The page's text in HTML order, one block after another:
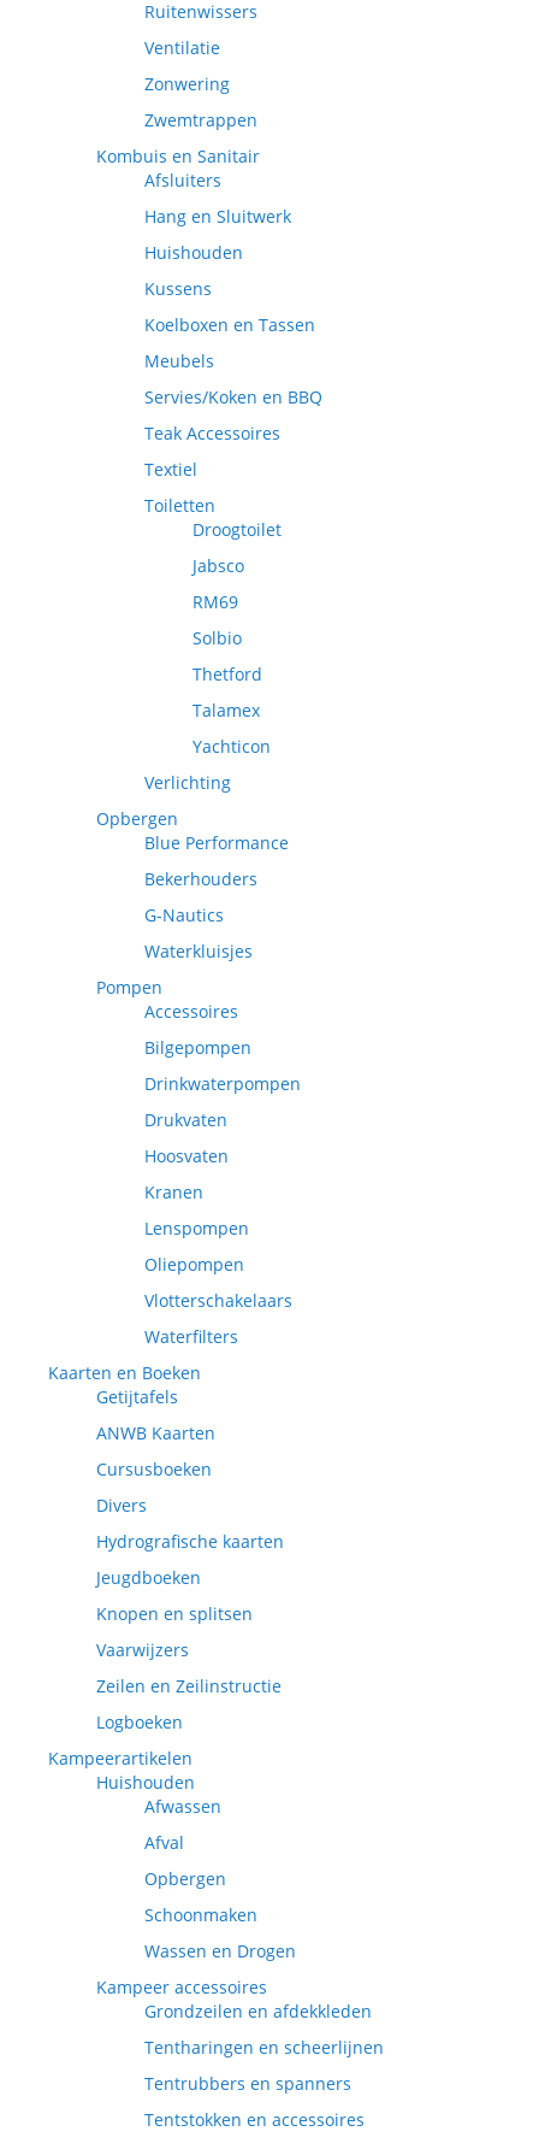
Ruitenwissers
Ventilatie
Zonwering
Zwemtrappen
Kombuis en Sanitair
Afsluiters
Hang en Sluitwerk
Huishouden
Kussens
Koelboxen en Tassen
Meubels
Servies/Koken en BBQ
Teak Accessoires
Textiel
Toiletten
Droogtoilet
Jabsco
RM69
Solbio
Thetford
Talamex
Yachticon
Verlichting
Opbergen
Blue Performance
Bekerhouders
G-Nautics
Waterkluisjes
Pompen
Accessoires
Bilgepompen
Drinkwaterpompen
Drukvaten
Hoosvaten
Kranen
Lenspompen
Oliepompen
Vlotterschakelaars
Waterfilters
Kaarten en Boeken
Getijtafels
ANWB Kaarten
Cursusboeken
Divers
Hydrografische kaarten
Jeugdboeken
Knopen en splitsen
Vaarwijzers
Zeilen en Zeilinstructie
Logboeken
Kampeerartikelen
Huishouden
Afwassen
Afval
Opbergen
Schoonmaken
Wassen en Drogen
Kampeer accessoires
Grondzeilen en afdekkleden
Tentharingen en scheerlijnen
Tentrubbers en spanners
Tentstokken en accessoires